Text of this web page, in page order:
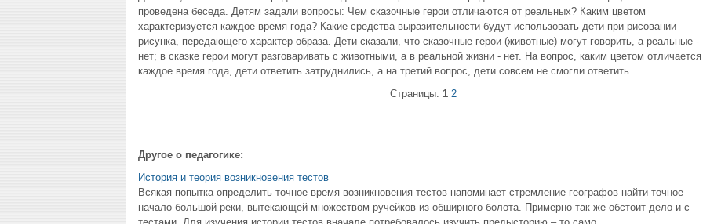
проведена беседа. Детям задали вопросы: Чем сказочные герои отличаются от реальных? Каким цветом
характеризуется каждое время года? Какие средства выразительности будут использовать дети при рисовании
рисунка, передающего характер образа. Дети сказали, что сказочные герои (животные) могут говорить, а реальные -
нет; в сказке герои могут разговаривать с животными, а в реальной жизни - нет. На вопрос, каким цветом отличается
каждое время года, дети ответить затруднились, а на третий вопрос, дети совсем не смогли ответить.
Страницы: 1 2
Другое о педагогике:
История и теория возникновения тестов
Всякая попытка определить точное время возникновения тестов напоминает стремление географов найти точное
начало большой реки, вытекающей множеством ручейков из обширного болота. Примерно так же обстоит дело и с